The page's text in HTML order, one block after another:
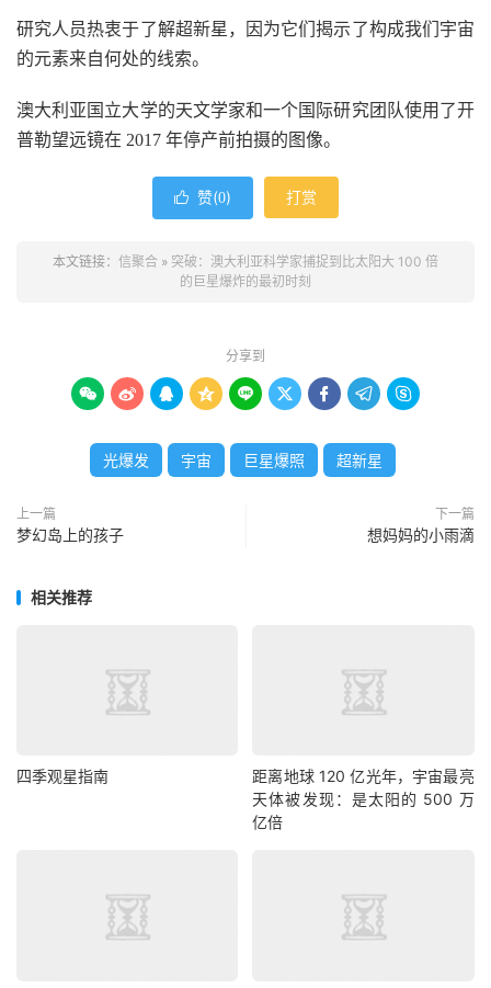
研究人员热衷于了解超新星，因为它们揭示了构成我们宇宙
的元素来自何处的线索。
澳大利亚国立大学的天文学家和一个国际研究团队使用了开
普勒望远镜在 2017 年停产前拍摄的图像。
 赞(0) 打赏
本文链接： 信聚合 » 突破：澳大利亚科学家捕捉到比太阳大 100 倍
的巨星爆炸的最初时刻
分享到
        
光爆发 宇宙 巨星爆照 超新星
上一篇
梦幻岛上的孩子
下一篇
想妈妈的小雨滴
相关推荐
四季观星指南
距离地球 120 亿光年，宇宙最亮
天体被发现：是太阳的 500 万
亿倍